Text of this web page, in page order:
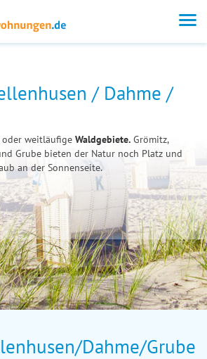
/ Dahme /
oder weitläufige Waldgebiete. Grömitz,
Grube bieten der Natur noch Platz und
an der Sonnenseite.
Dahme/Grube